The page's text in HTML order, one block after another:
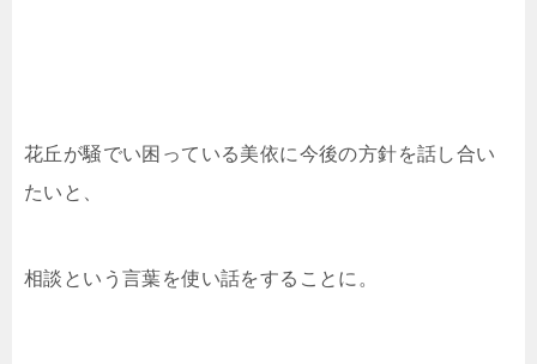
花丘が騒でい困っている美依に今後の方針を話し合い
たいと、
相談という言葉を使い話をすることに。